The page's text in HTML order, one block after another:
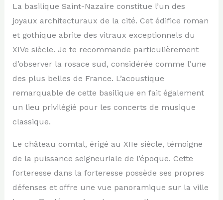
La basilique Saint-Nazaire constitue l’un des
joyaux architecturaux de la cité. Cet édifice roman
et gothique abrite des vitraux exceptionnels du
XIVe siècle. Je te recommande particulièrement
d’observer la rosace sud, considérée comme l’une
des plus belles de France. L’acoustique
remarquable de cette basilique en fait également
un lieu privilégié pour les concerts de musique
classique.
Le château comtal, érigé au XIIe siècle, témoigne
de la puissance seigneuriale de l’époque. Cette
forteresse dans la forteresse possède ses propres
défenses et offre une vue panoramique sur la ville